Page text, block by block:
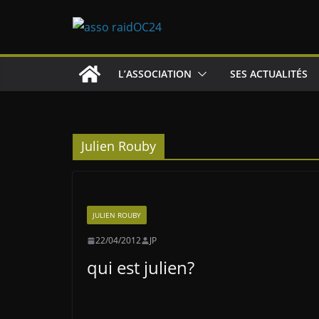
L’ASSOCIATION SES ACTUALITÉS
Julien Rouby
JULIEN ROUBY
22/04/2012 JP
qui est julien?